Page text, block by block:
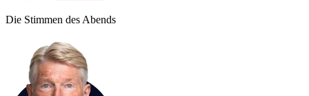
Die Stimmen des Abends